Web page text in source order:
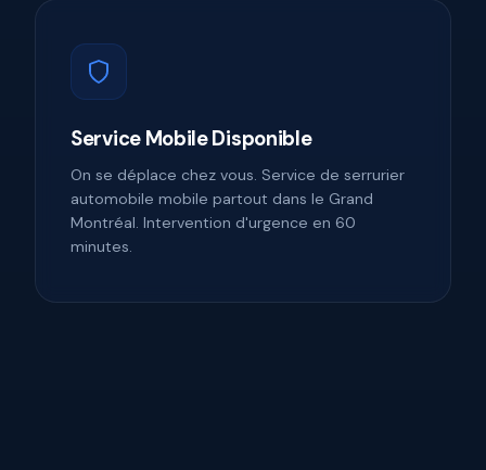
Service Mobile Disponible
On se déplace chez vous. Service de serrurier
automobile mobile partout dans le Grand
Montréal. Intervention d'urgence en 60
minutes.